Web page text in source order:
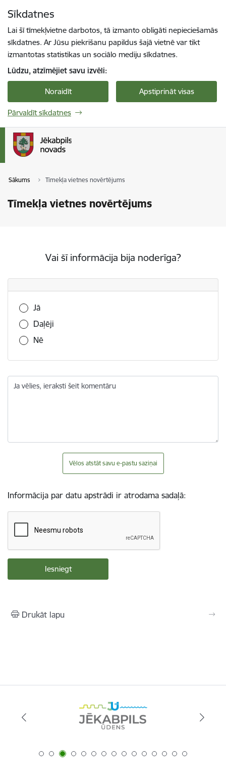
Sīkdatnes
Lai šī tīmekļvietne darbotos, tā izmanto obligāti nepieciešamās
sīkdatnes. Ar Jūsu piekrišanu papildus šajā vietnē var tikt
izmantotas statistikas un sociālo mediju sīkdatnes.
Lūdzu, atzīmējiet savu izvēli:
Noraidīt Apstiprināt visas
Pārvaldīt sīkdatnes
Sākums Tīmekļa vietnes novērtējums
Tīmekļa vietnes novērtējums
Vai šī informācija bija noderīga?
Vai šī informācija bija noderīga?
Jā
Daļēji
Nē
Ja vēlies, ieraksti šeit komentāru
Vēlos atstāt savu e-pastu saziņai
Informācija par datu apstrādi ir atrodama sadaļā:
Drukāt lapu